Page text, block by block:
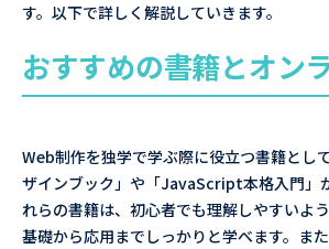
す。以下で詳しく解説していきます。
おすすめの書籍とオン
Web制作を独学で学ぶ際に役立つ書籍とし
ザインブック」や「JavaScript本格入門」
れらの書籍は、初心者でも理解しやすいよ
基礎から応用までしっかりと学べます。ま